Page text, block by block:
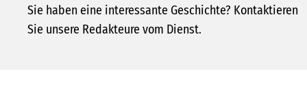
Sie haben eine interessante Geschichte? Kontaktieren
Sie unsere Redakteure vom Dienst.